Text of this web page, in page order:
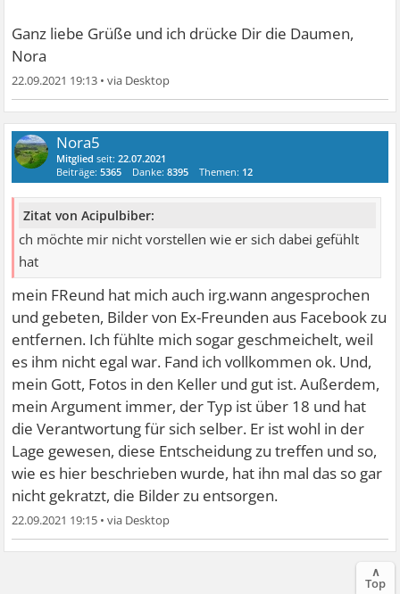
Ganz liebe Grüße und ich drücke Dir die Daumen,
Nora
22.09.2021 19:13 •
Nora5
Mitglied seit:22.07.2021
Beiträge:5365 Danke:8395 Themen: 12
Zitat von Acipulbiber:
ch möchte mir nicht vorstellen wie er sich dabei gefühlt
hat
mein FReund hat mich auch irg.wann angesprochen
und gebeten, Bilder von Ex-Freunden aus Facebook zu
entfernen. Ich fühlte mich sogar geschmeichelt, weil
es ihm nicht egal war. Fand ich vollkommen ok. Und,
mein Gott, Fotos in den Keller und gut ist. Außerdem,
mein Argument immer, der Typ ist über 18 und hat
die Verantwortung für sich selber. Er ist wohl in der
Lage gewesen, diese Entscheidung zu treffen und so,
wie es hier beschrieben wurde, hat ihn mal das so gar
nicht gekratzt, die Bilder zu entsorgen.
22.09.2021 19:15 •
∧
Top